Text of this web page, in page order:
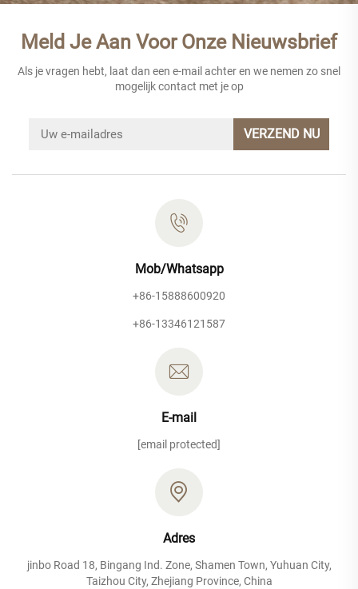
Meld Je Aan Voor Onze Nieuwsbrief
Als je vragen hebt, laat dan een e-mail achter en we nemen zo snel
mogelijk contact met je op
VERZEND NU
Mob/Whatsapp
+86-15888600920
+86-13346121587
E-mail
[email protected]
Adres
jinbo Road 18, Bingang Ind. Zone, Shamen Town, Yuhuan City,
Taizhou City, Zhejiang Province, China